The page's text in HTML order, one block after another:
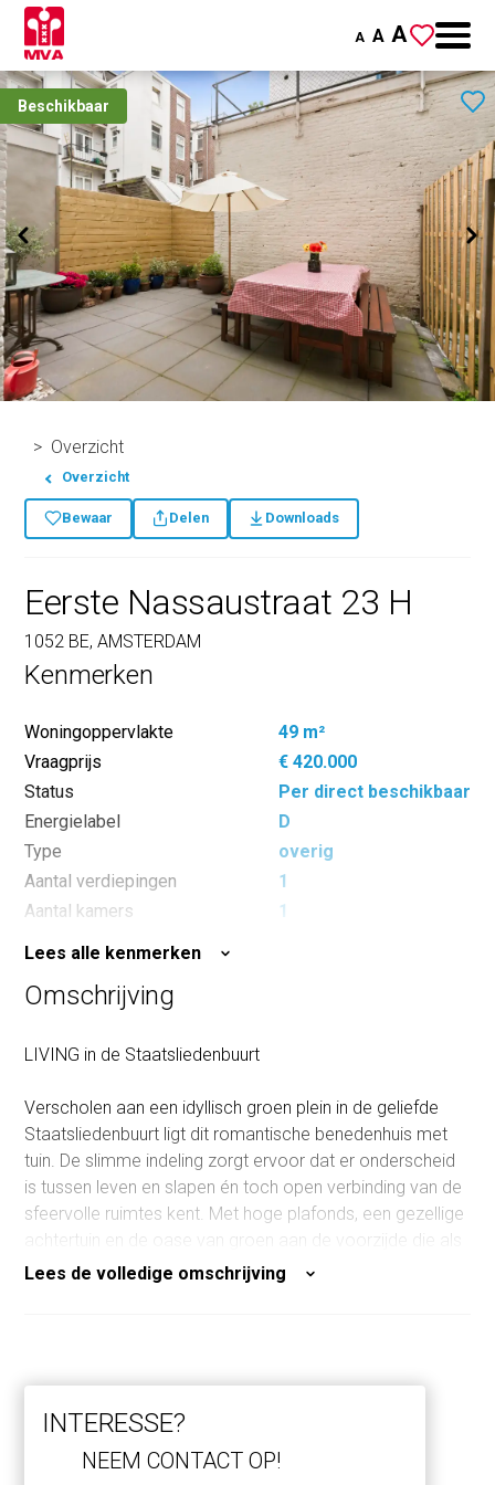
A A A
Beschikbaar
Overzicht
Overzicht
Bewaar Delen Downloads
Eerste Nassaustraat 23 H
1052 BE, AMSTERDAM
Kenmerken
Woningoppervlakte
49 m²
Vraagprijs
€ 420.000
Status
Per direct beschikbaar
Energielabel
D
Type
overig
Aantal verdiepingen
1
Aantal kamers
1
Lees alle kenmerken
Omschrijving
LIVING in de Staatsliedenbuurt
Verscholen aan een idyllisch groen plein in de geliefde
Staatsliedenbuurt ligt dit romantische benedenhuis met
tuin. De slimme indeling zorgt ervoor dat er onderscheid
is tussen leven en slapen én toch open verbinding van de
sfeervolle ruimtes kent. Met hoge plafonds, een gezellige
achtertuin en de oase van groen aan de voorzijde die als
een privé park aanvoelt, heeft deze woning een karakter
De hal verwelkomt je direct met een goed doordacht
opbergsysteem, garderobe en trapkast — alles netjes
Lees de volledige omschrijving
INTERESSE?
NEEM CONTACT OP!